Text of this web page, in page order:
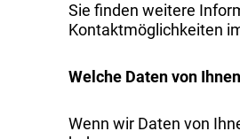
Sie finden weitere
Kontaktmöglichkeiten
Welche Daten von
Wenn wir Daten von